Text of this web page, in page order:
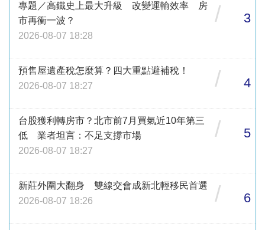
專題／高鐵史上最大升級 改變運輸效率 房
市再衝一波？
2026-08-07 18:28
/ 3
預售屋遺產稅怎麼算？四大重點避補稅！
2026-08-07 18:27
/ 4
台股獲利轉房市？北市前7月買氣近10年第三
低 業者坦言：不足支撐市場
2026-08-07 18:27
/ 5
新莊外圍大翻身 雙線交會成新北輕移民首選
2026-08-07 18:26
/ 6